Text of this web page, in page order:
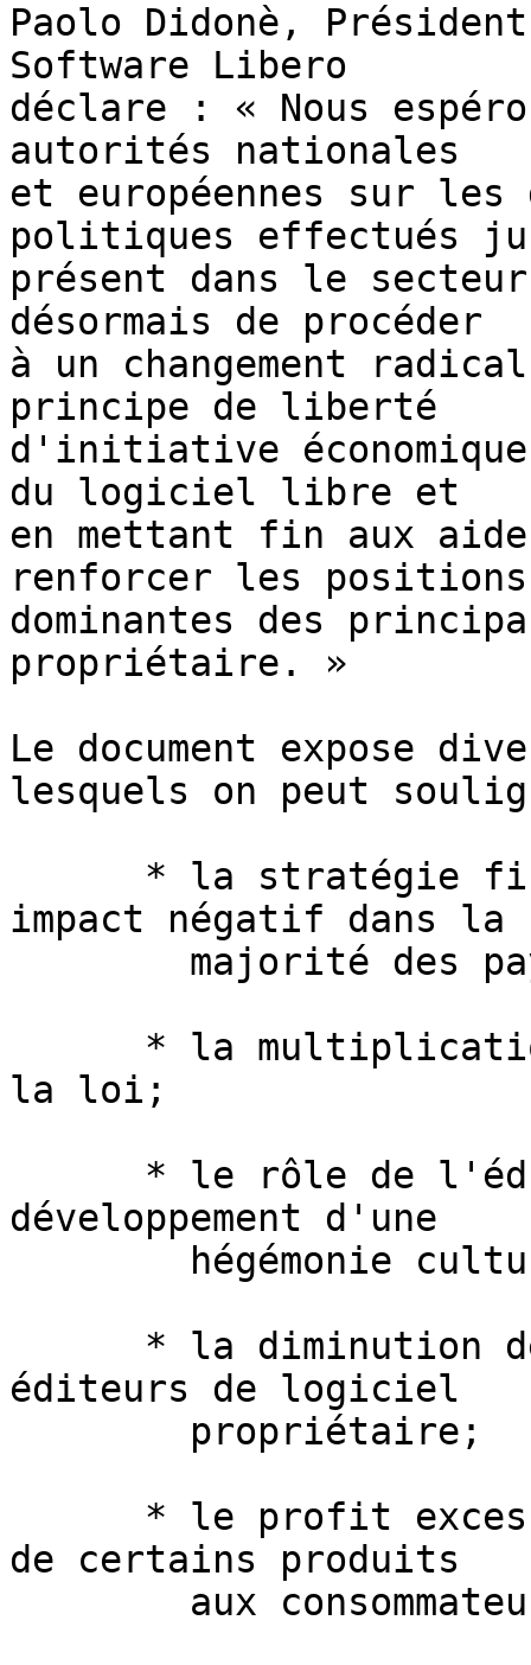
Paolo Didonè,
Software Libero
déclare : « Nous
autorités nationales
et européennes sur les
politiques effectués
présent dans le
désormais de procéder
à un changement
principe de liberté
d'initiative
du logiciel libre et
en mettant fin aux
renforcer les positions
dominantes des
propriétaire. »
Le document expose
lesquels on peut
impact négatif dans la
la loi;
développement d'une
éditeurs de logiciel
de certains produits